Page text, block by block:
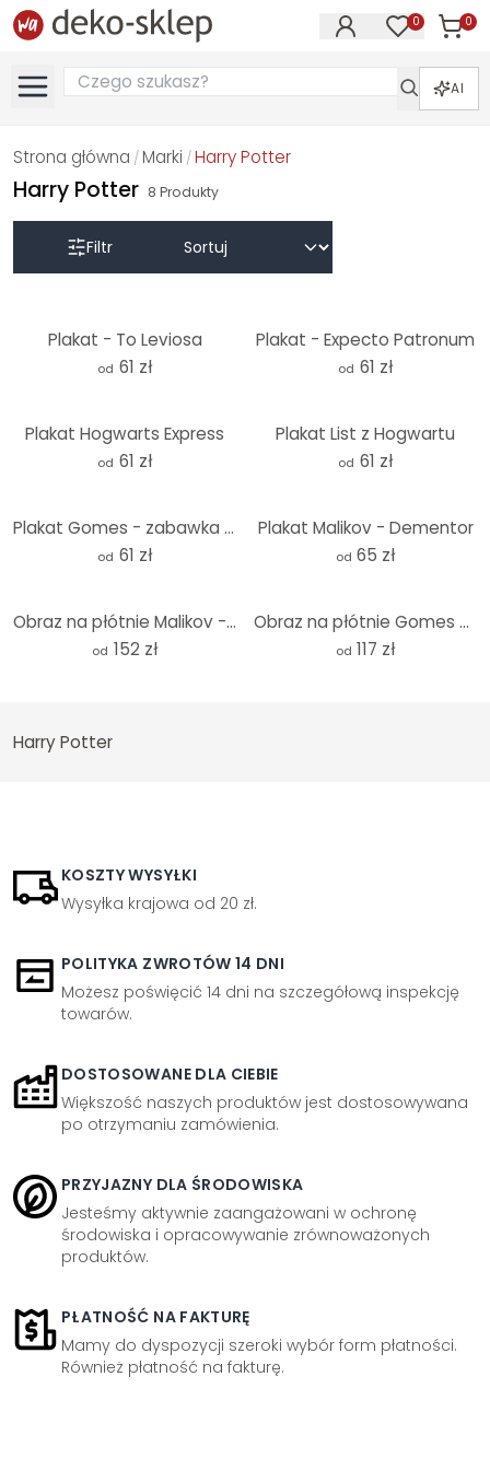
0 0
AI
Strona główna / Marki /Harry Potter
Harry Potter 8 Produkty
Filtr
Plakat - To Leviosa
od 61 zł
Plakat - Expecto Patronum
od 61 zł
Plakat Hogwarts Express
od 61 zł
Plakat List z Hogwartu
od 61 zł
Plakat Gomes - zabawka Harry Potter
od 61 zł
Plakat Malikov - Dementor
od 65 zł
Obraz na płótnie Malikov - Dementor
od 152 zł
Obraz na płótnie Gomes - zabawka Harry Potter
od 117 zł
Harry Potter
KOSZTY WYSYŁKI
Wysyłka krajowa od 20 zł.
POLITYKA ZWROTÓW 14 DNI
Możesz poświęcić 14 dni na szczegółową inspekcję
towarów.
DOSTOSOWANE DLA CIEBIE
Większość naszych produktów jest dostosowywana
po otrzymaniu zamówienia.
PRZYJAZNY DLA ŚRODOWISKA
Jesteśmy aktywnie zaangażowani w ochronę
środowiska i opracowywanie zrównoważonych
produktów.
PŁATNOŚĆ NA FAKTURĘ
Mamy do dyspozycji szeroki wybór form płatności.
Również płatność na fakturę.